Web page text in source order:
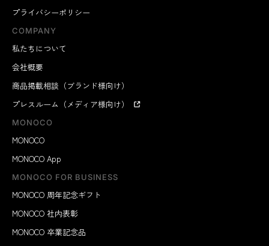
プライバシーポリシー
COMPANY
私たちについて
会社概要
商品掲載相談（ブランド様向け）
プレスルーム（メディア様向け）
MONOCO
MONOCO
MONOCO App
MONOCO FOR BUSINESS
MONOCO 周年記念ギフト
MONOCO 社内表彰
MONOCO 卒業記念品